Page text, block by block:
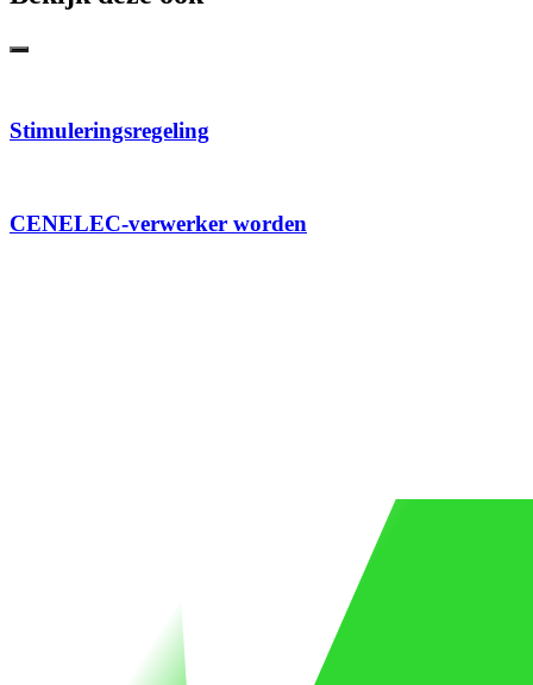
Stimuleringsregeling
CENELEC-verwerker worden